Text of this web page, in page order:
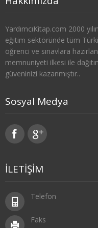
TÜRK DİLİ VE
1. SINIF 1. YARIYIL
1. SINIF 2. YARIYIL
2. SINIF 3. YARIYIL
2. SINIF 4. YARIYIL
3. SINIF 6. YARIYIL
4. SINIF 7. YARIYIL
4. SINIF 8. YARIYIL
YardımcıKitap.com 2000
eğitim sektöründe tüm
öğrenci ve sınavlara
memnuniyeti ilkesi ile
güveninizi kazanmıştır..
Sosyal Medya
İLETİŞİM
Telefon
Faks